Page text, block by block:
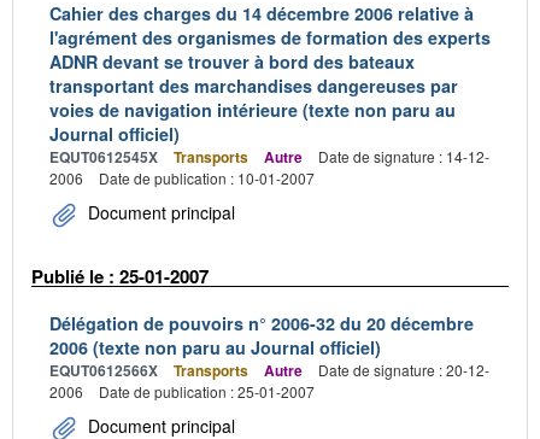
Cahier des charges du 14 décembre 2006 relative à
l'agrément des organismes de formation des experts
ADNR devant se trouver à bord des bateaux
transportant des marchandises dangereuses par
voies de navigation intérieure (texte non paru au
Journal officiel)
EQUT0612545X Transports Autre
Date de signature : 14-12-
2006
Date de publication : 10-01-2007
Document principal
Publié le : 25-01-2007
Délégation de pouvoirs n° 2006-32 du 20 décembre
2006 (texte non paru au Journal officiel)
EQUT0612566X Transports Autre
Date de signature : 20-12-
2006
Date de publication : 25-01-2007
Document principal